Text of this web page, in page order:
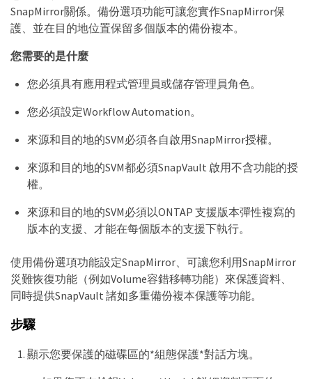
SnapMirror關係。備份選項功能可讓您實作SnapMirror保
護、並在目的地位置保留多個版本的備份複本。
您需要的是什麼
您必須具有應用程式管理員或儲存管理員角色。
您必須設定Workflow Automation。
來源和目的地的SVM必須各自啟用SnapMirror授權。
來源和目的地的SVM都必須SnapVault 啟用不含功能的授
權。
來源和目的地的SVM必須以ONTAP 支援版本彈性複寫的
版本的支援、才能在每個版本的支援下執行。
使用備份選項功能設定SnapMirror、可讓您利用SnapMirror
災難恢復功能（例如Volume容錯移轉功能）來保護資料、
同時提供SnapVault 諸如多重備份複本保護等功能。
步驟
顯示您要保護的磁碟區的*組態保護*對話方塊。